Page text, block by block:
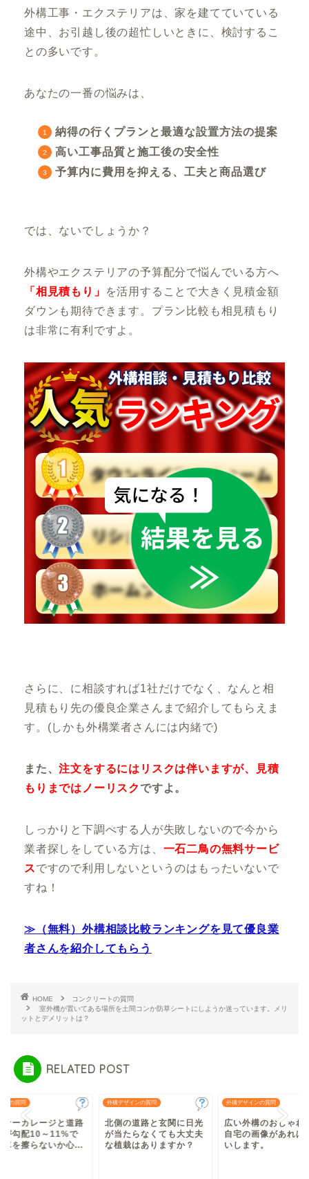
外構工事・エクステリアは、家を建てていている
途中、お引越し後の超忙しいときに、検討するこ
との多いです。
あなたの一番の悩みは、
納得の行くプランと最適な設置方法の提案
高い工事品質と施工後の安全性
予算内に費用を抑える、工夫と商品選び
では、ないでしょうか？
外構やエクステリアの予算配分で悩んでいる方へ
「相見積もり」
を活用することで大きく見積金額
ダウンも期待できます。プラン比較も相見積もり
は非常に有利ですよ。
さらに、 に相談すれば1社だけでなく、なんと相
見積もり先の優良企業さんまで紹介してもらえま
す。 (しかも外構業者さんには内緒で)
また、注文をするにはリスクは伴いますが、見積
もりまではノーリスクですよ。
しっかりと下調べする人が失敗しないので今から
業者探しをしている方は、 一石二鳥の無料サービ
スですので利用しないというのはもったいないで
すね！
≫（無料）外構相談比較ランキングを見て優良業
者さんを紹介してもらう
HOME
コンクリートの質問
室外機が置いてある場所を土間コンか防草シートにしようか迷っています。メリ
ットとデメリットは？
RELATED POST
ジの質問
ナーガレージと道路
が勾配10～11%で
車を擦らないか心...
外構デザインの質問
北側の道路と玄関に日光
が当たらなくても大丈夫
な植栽はありますか？
外構デザインの質問
広い外構のおしゃれ
自宅の画像があれば
いします。